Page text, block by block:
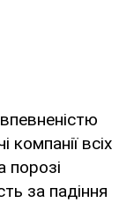
компанії всіх
порозі
за падіння